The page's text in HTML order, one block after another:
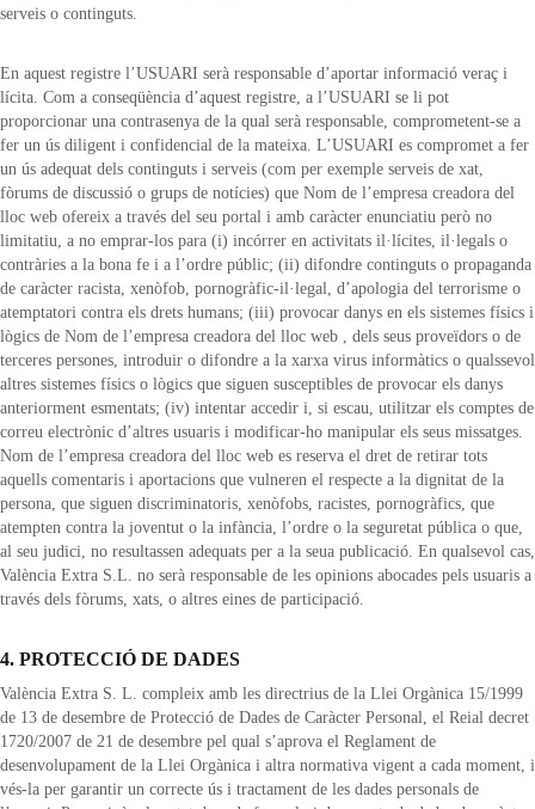
serveis o continguts.
En aquest registre l’USUARI serà responsable d’aportar informació veraç i
lícita. Com a conseqüència d’aquest registre, a l’USUARI se li pot
proporcionar una contrasenya de la qual serà responsable, comprometent-se a
fer un ús diligent i confidencial de la mateixa. L’USUARI es compromet a fer
un ús adequat dels continguts i serveis (com per exemple serveis de xat,
fòrums de discussió o grups de notícies) que Nom de l’empresa creadora del
lloc web ofereix a través del seu portal i amb caràcter enunciatiu però no
limitatiu, a no emprar-los para (i) incórrer en activitats il·lícites, il·legals o
contràries a la bona fe i a l’ordre públic; (ii) difondre continguts o propaganda
de caràcter racista, xenòfob, pornogràfic-il·legal, d’apologia del terrorisme o
atemptatori contra els drets humans; (iii) provocar danys en els sistemes físics i
lògics de Nom de l’empresa creadora del lloc web , dels seus proveïdors o de
terceres persones, introduir o difondre a la xarxa virus informàtics o qualssevol
altres sistemes físics o lògics que siguen susceptibles de provocar els danys
anteriorment esmentats; (iv) intentar accedir i, si escau, utilitzar els comptes de
correu electrònic d’altres usuaris i modificar-ho manipular els seus missatges.
Nom de l’empresa creadora del lloc web es reserva el dret de retirar tots
aquells comentaris i aportacions que vulneren el respecte a la dignitat de la
persona, que siguen discriminatoris, xenòfobs, racistes, pornogràfics, que
atempten contra la joventut o la infància, l’ordre o la seguretat pública o que,
al seu judici, no resultassen adequats per a la seua publicació. En qualsevol cas,
València Extra S.L. no serà responsable de les opinions abocades pels usuaris a
través dels fòrums, xats, o altres eines de participació.
4. PROTECCIÓ DE DADES
València Extra S. L. compleix amb les directrius de la Llei Orgànica 15/1999
de 13 de desembre de Protecció de Dades de Caràcter Personal, el Reial decret
1720/2007 de 21 de desembre pel qual s’aprova el Reglament de
desenvolupament de la Llei Orgànica i altra normativa vigent a cada moment, i
vés-la per garantir un correcte ús i tractament de les dades personals de